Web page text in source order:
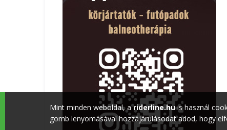
Mint minden weboldal, ariderline.huis használ
gomb lenyomásával hozzájárulásodat adod, hogy